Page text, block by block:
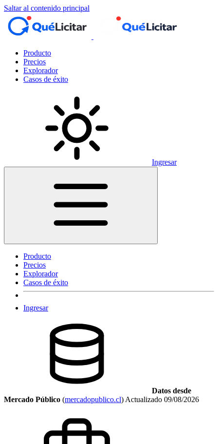
Saltar al contenido principal
Producto
Precios
Explorador
Casos de éxito
Ingresar
Producto
Precios
Explorador
Casos de éxito
Ingresar
Datos desde
Mercado Público (mercadopublico.cl) Actualizado 09/08/2026